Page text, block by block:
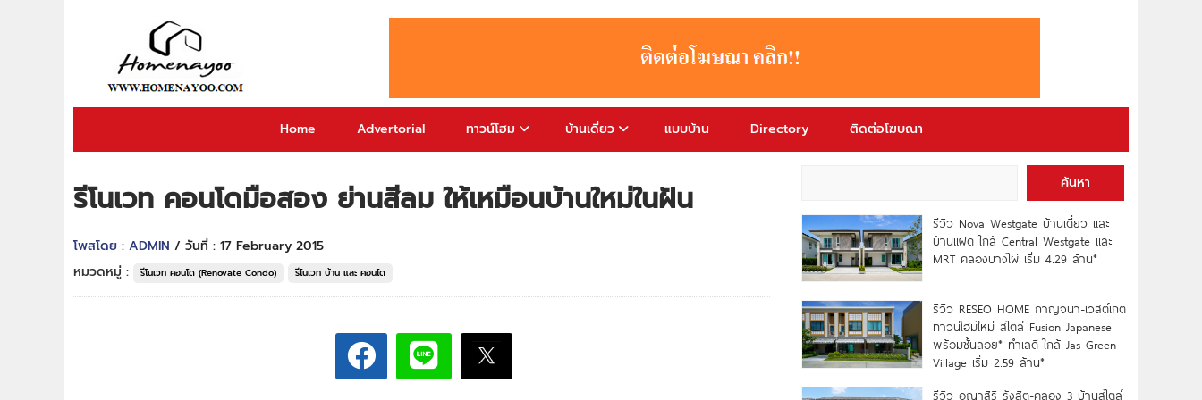
Home Advertorial ทาวน์โฮม บ้านเดี่ยว แบบบ้าน Directory ติดต่อโฆษณา
รีโนเวท คอนโดมือสอง ย่านสีลม ให้เหมือนบ้านใหม่ในฝัน
โพสโดย : ADMIN / วันที่ : 17 February 2015
หมวดหมู่ :
รีโนเวท คอนโด (Renovate Condo) รีโนเวท บ้าน และ คอนโด
ค้นหา
รีวิว Nova Westgate บ้านเดี่ยว และ
บ้านแฝด ใกล้ Central Westgate และ
MRT คลองบางไผ่ เริ่ม 4.29 ล้าน*
รีวิว RESEO HOME กาญจนา-เวสต์เกต
ทาวน์โฮมใหม่ สไตล์ Fusion Japanese
พร้อมชั้นลอย* ทำเลดี ใกล้ Jas Green
Village เริ่ม 2.59 ล้าน*
รีวิว อณาสิริ รังสิต-คลอง 3 บ้านสไตล์